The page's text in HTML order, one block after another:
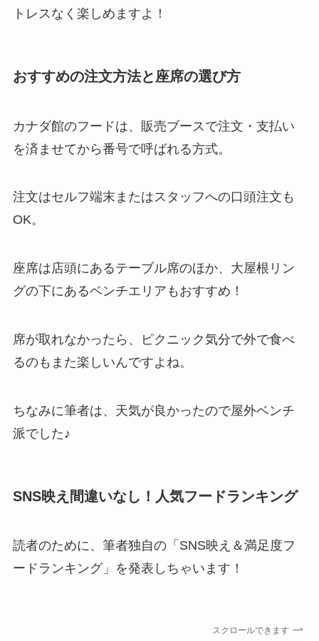
トレスなく楽しめますよ！
おすすめの注文方法と座席の選び方
カナダ館のフードは、販売ブースで注文・支払い
を済ませてから番号で呼ばれる方式。
注文はセルフ端末またはスタッフへの口頭注文も
OK。
座席は店頭にあるテーブル席のほか、大屋根リン
グの下にあるベンチエリアもおすすめ！
席が取れなかったら、ピクニック気分で外で食べ
るのもまた楽しいんですよね。
ちなみに筆者は、天気が良かったので屋外ベンチ
派でした♪
SNS映え間違いなし！人気フードランキング
読者のために、筆者独自の「SNS映え＆満足度フ
ードランキング」を発表しちゃいます！
スクロールできます